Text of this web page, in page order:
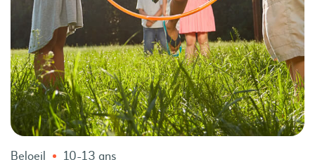
Beloeil 10-13 ans